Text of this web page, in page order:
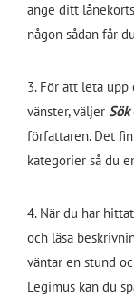
ange ditt
någon sådan får
3. För att leta
vänster, väljer Sök
författaren. Det
kategorier så du
4. När du har
och läsa
väntar en stund
Legimus kan du